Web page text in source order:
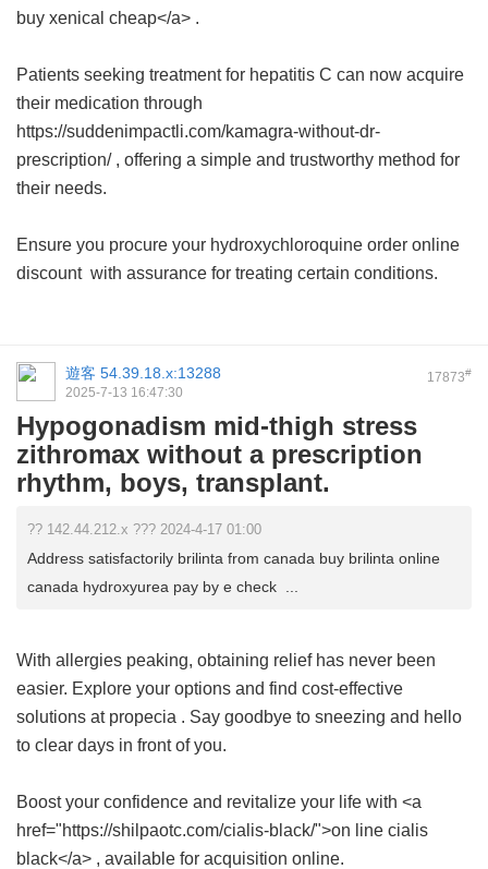
buy xenical cheap</a> .
Patients seeking treatment for hepatitis C can now acquire
their medication through
https://suddenimpactli.com/kamagra-without-dr-
prescription/ , offering a simple and trustworthy method for
their needs.
Ensure you procure your hydroxychloroquine order online
discountwith assurance for treating certain conditions.
17873#
遊客 54.39.18.x:13288
2025-7-13 16:47:30
Hypogonadism mid-thigh stress
zithromax without a prescription
rhythm, boys, transplant.
?? 142.44.212.x ??? 2024-4-17 01:00
Address satisfactorily brilinta from canada buy brilinta online
canada hydroxyurea pay by e check ...
With allergies peaking, obtaining relief has never been
easier. Explore your options and find cost-effective
solutions at propecia . Say goodbye to sneezing and hello
to clear days in front of you.
Boost your confidence and revitalize your life with <a
href="https://shilpaotc.com/cialis-black/">on line cialis
black</a> , available for acquisition online.